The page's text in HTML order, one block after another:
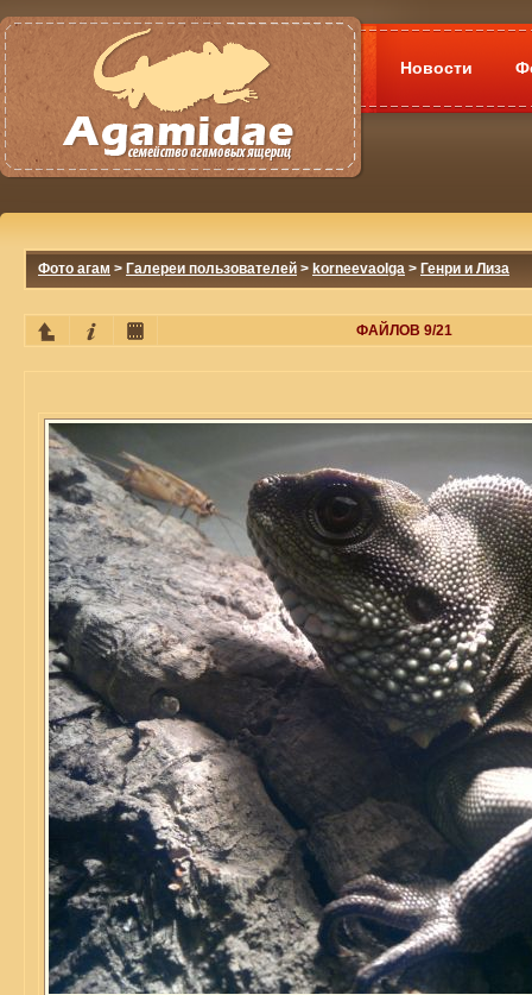
Новости
Фото агам > Галереи пользователей > korneevaolga > Генри и Лиза
ФАЙЛОВ 9/21